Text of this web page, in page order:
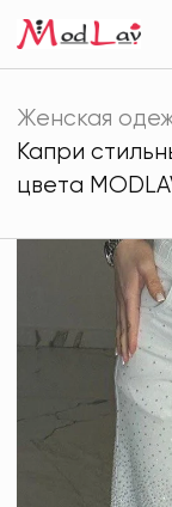
Женская
Капри
цвета